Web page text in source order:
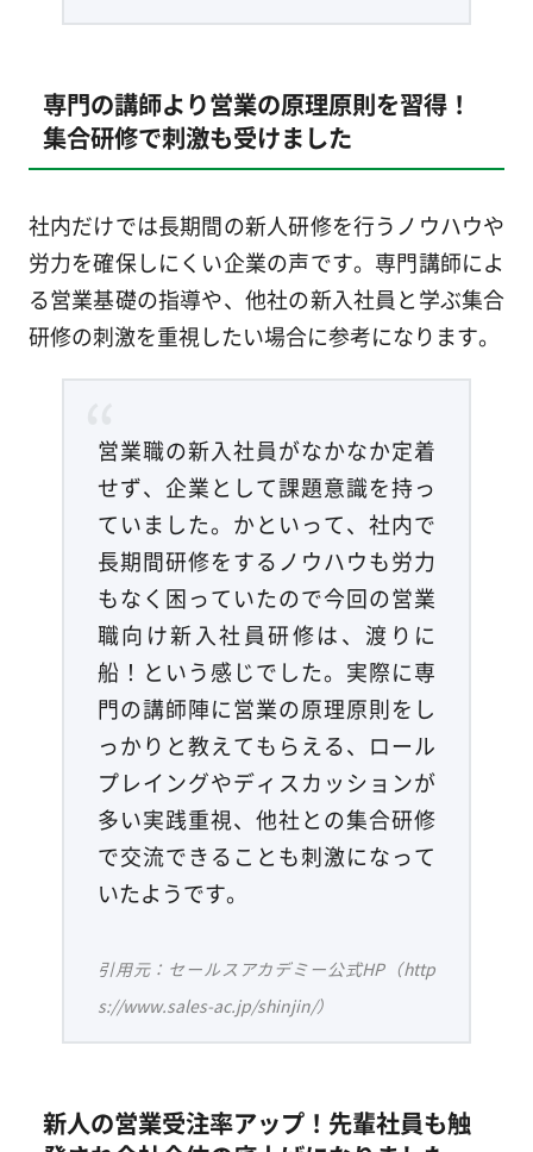
専門の講師より営業の原理原則を習得！
集合研修で刺激も受けました
社内だけでは長期間の新人研修を行うノウハウや
労力を確保しにくい企業の声です。専門講師によ
る営業基礎の指導や、他社の新入社員と学ぶ集合
研修の刺激を重視したい場合に参考になります。
営業職の新入社員がなかなか定着
せず、企業として課題意識を持っ
ていました。かといって、社内で
長期間研修をするノウハウも労力
もなく困っていたので今回の営業
職向け新入社員研修は、渡りに
船！という感じでした。実際に専
門の講師陣に営業の原理原則をし
っかりと教えてもらえる、ロール
プレイングやディスカッションが
多い実践重視、他社との集合研修
で交流できることも刺激になって
いたようです。
引用元：セールスアカデミー公式HP（http
s://www.sales-ac.jp/shinjin/）
新人の営業受注率アップ！先輩社員も触